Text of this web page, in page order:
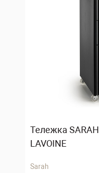
Тележка SARAH
LAVOINE
Sarah